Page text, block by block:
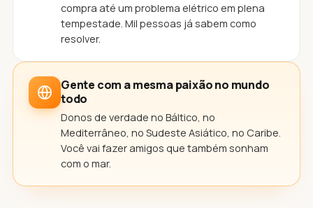
compra até um problema elétrico em plena
tempestade. Mil pessoas já sabem como
resolver.
Gente com a mesma paixão no mundo
todo
Donos de verdade no Báltico, no
Mediterrâneo, no Sudeste Asiático, no Caribe.
Você vai fazer amigos que também sonham
com o mar.